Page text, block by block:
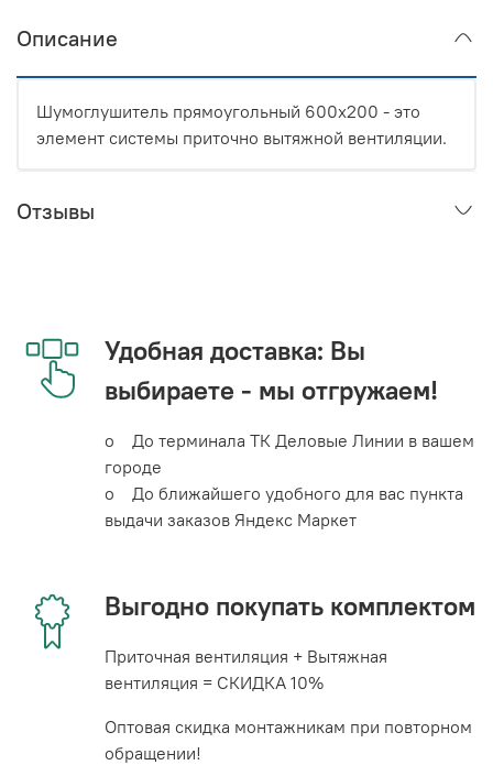
Описание
Шумоглушитель прямоугольный 600x200 - это
элемент системы приточно вытяжной вентиляции.
Отзывы
Удобная доставка: Вы
выбираете - мы отгружаем!
o До терминала ТК Деловые Линии в вашем
городе
o До ближайшего удобного для вас пункта
выдачи заказов Яндекс Маркет
Выгодно покупать комплектом
Приточная вентиляция + Вытяжная
вентиляция = СКИДКА 10%
Оптовая скидка монтажникам при повторном
обращении!